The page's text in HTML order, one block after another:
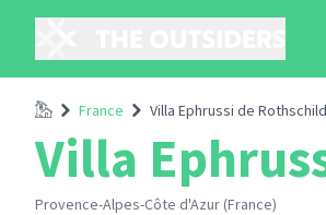
Accueil
France Villa Ephrussi de Rothschild
Villa
Provence-Alpes-Côte d'Azur (France)